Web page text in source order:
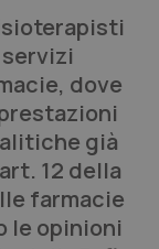
dove
già
12 della
farmacie
le opinioni